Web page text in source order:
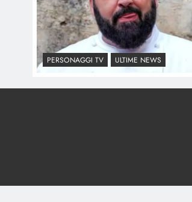
PERSONAGGI TV ULTIME NEWS